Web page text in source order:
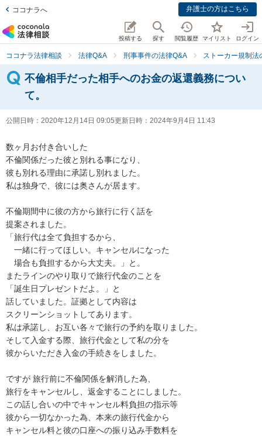
ココナラへ 弁護士の方はこちら
投稿する 探す 閲覧履歴 マイリスト ログイン
ココナラ法律相談 法律Q&A 刑事事件の法律Q&A ストーカー規制法
不倫相手だった相手へのお金の返還義務につい
て。
公開日時： 2020年12月14日 09:05更新日時： 2024年9月4日 11:43
数ヶ月お付き合いした
不倫関係だった彼と別れる事になり、
彼も別れる理由に承諾し別れました。
私は独身で、彼には奥さんが居ます。
不倫期間中に彼の方から旅行に行く話を
提案されました。
「旅行代は全て負担するから、
一緒に行ってほしい。キャンセルになった
場合も負担するから大丈夫。」と。
またラインのやり取りで旅行代金のことを
「誕生日プレゼントだよ。」と
話していました。証拠として内容は
スクリーンショットしてあります。
私は承諾し、お互い各々で旅行の予約を取りました。
そして入金する際、旅行代金として私の分を
彼からいただき入金の手続きをしました。
ですが 旅行前に不倫関係を解消した為、
旅行をキャンセルし、返金することにしました。
この話し合いの中でキャンセル料負担の指示等
彼から一切なかった為、本来の旅行代金から
キャンセル料と彼の口座への振り込み手数料を